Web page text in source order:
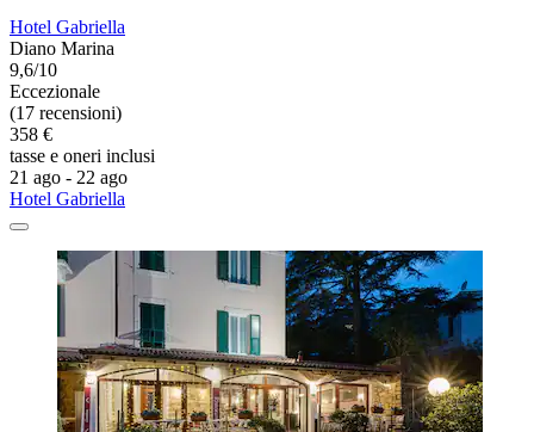
Hotel Gabriella
Diano Marina
9,6/10
Eccezionale
(17 recensioni)
358 €
tasse e oneri inclusi
21 ago - 22 ago
Hotel Gabriella